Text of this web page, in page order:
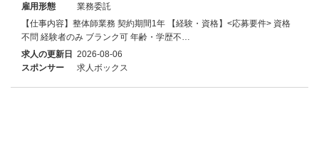
雇用形態
業務委託
【仕事内容】整体師業務 契約期間1年 【経験・資格】<応募要件> 資格
不問 経験者のみ ブランク可 年齢・学歴不…
求人の更新日 2026-08-06
スポンサー
求人ボックス